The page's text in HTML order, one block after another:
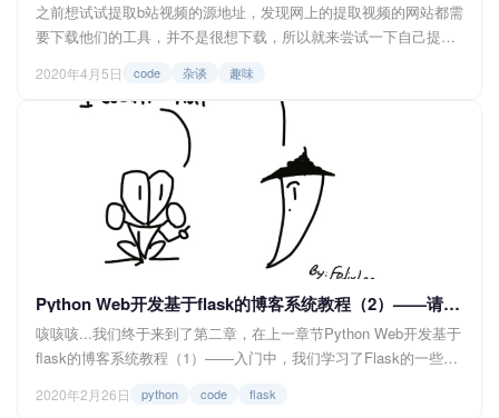
之前想试试提取b站视频的源地址，发现网上的提取视频的网站都需
要下载他们的工具，并不是很想下载，所以就来尝试一下自己提取
我们先随便打开一个视频 比如著名歌手雷军的Are you ok，播放量
已经超了两千五百万了，我们就用这个视频来试...
2020年4月5日 code 杂谈 趣味
Python Web开发基于flask的博客系统教程（2）——请求与响应
咳咳咳...我们终于来到了第二章，在上一章节Python Web开发基于
flask的博客系统教程（1）——入门中，我们学习了Flask的一些基
应上的一些知识与操作，那么话不多说，让我们开始吧！ <img
2020年2月26日 python code flask